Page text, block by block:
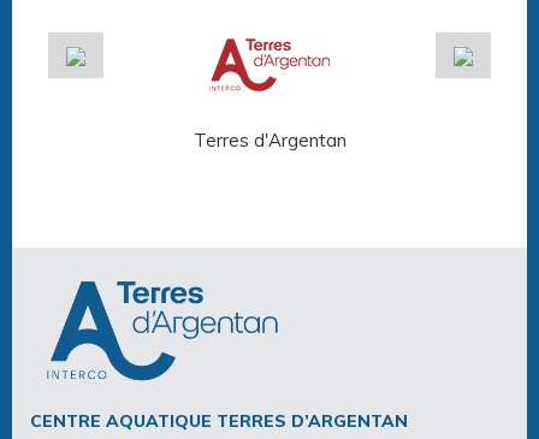
Terres d'Argentan
CENTRE AQUATIQUE TERRES D’ARGENTAN